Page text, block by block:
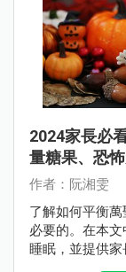
2024家長必
量糖果、恐
作者：阮湘雯
了解如何平衡
必要的。在本
睡眠，並提供家